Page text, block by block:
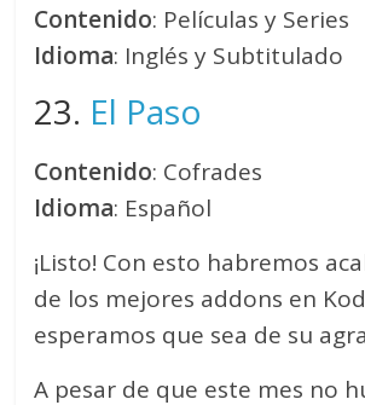
Contenido: Películas y Series
Idioma: Inglés y Subtitulado
23. El Paso
Contenido: Cofrades
Idioma: Español
¡Listo! Con esto habremos
de los mejores addons en
esperamos que sea de su
A pesar de que este mes no